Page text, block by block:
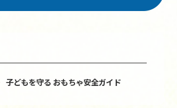
子どもを守る おもちゃ安全ガイド